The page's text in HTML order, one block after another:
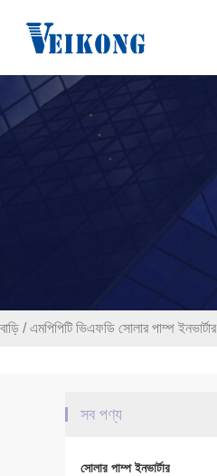
বাড়ি / এমপিপিটি ভিএফডি সোলার পাম্প ইনভার্টার
সব পণ্য
সোলার পাম্প ইনভার্টার